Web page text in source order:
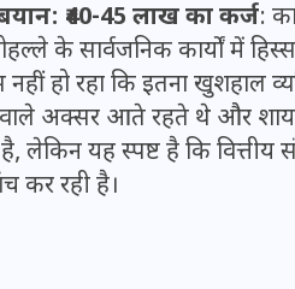
₹40-45 लाख का कर्ज:
के सार्वजनिक कार्यों में
नहीं हो रहा कि इतना
अक्सर आते रहते थे और
लेकिन यह स्पष्ट है कि
कर रही है।
बिजली-पंखे
उसे देख भावुक
कहा-यहीं